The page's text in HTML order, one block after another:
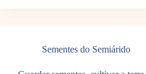
Sementes do Semiárido